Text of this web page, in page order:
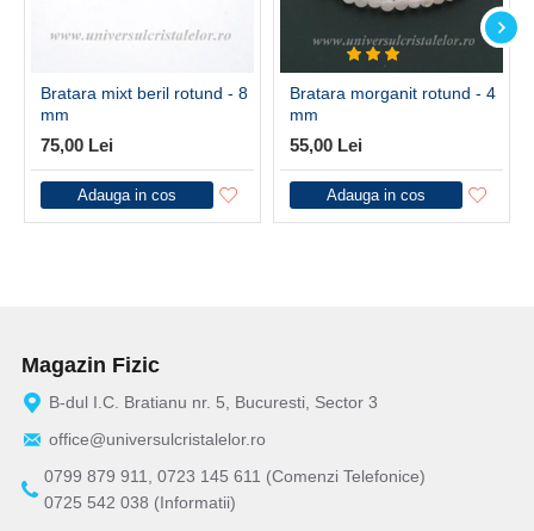
Bratara mixt beril rotund - 8
mm
75,00 Lei
Adauga in cos
Bratara morganit rotund - 4
mm
55,00 Lei
Adauga in cos
Magazin Fizic
B-dul I.C. Bratianu nr. 5, Bucuresti, Sector 3
office@universulcristalelor.ro
0799 879 911, 0723 145 611 (Comenzi Telefonice)
0725 542 038 (Informatii)